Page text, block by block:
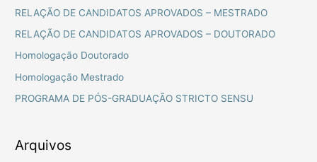
u
r
p
r
RELAÇÃO DE CANDIDATOS APROVADOS – MESTRADO
RELAÇÃO DE CANDIDATOS APROVADOS – DOUTORADO
Homologação Doutorado
Homologação Mestrado
PROGRAMA DE PÓS-GRADUAÇÃO STRICTO SENSU
Arquivos